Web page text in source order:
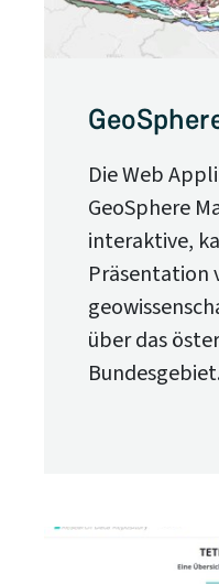
Die Web
GeoSphere
interaktive,
Präsentation
über das